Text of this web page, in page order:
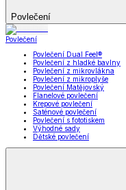
Povlečení
Povlečení
Povlečení Dual Feel®
Povlečení z hladké bavlny
Povlečení z mikrovlákna
Povlečení z mikroplyše
Povlečení Matějovský
Flanelové povlečení
Krepové povlečení
Saténové povlečení
Povlečení s fototiskem
Výhodné sady
Dětské povlečení